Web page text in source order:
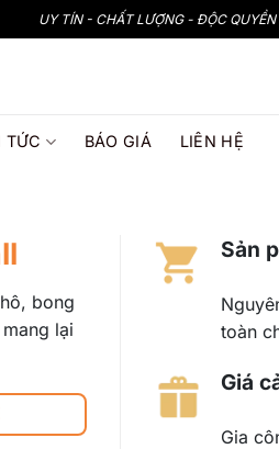
UY TÍN - CHẤT LƯỢNG - ĐỘC QUYỀN
TỨC BÁO GIÁ LIÊN HỆ
Sản
toàn
Giá
Gia
bong
lại